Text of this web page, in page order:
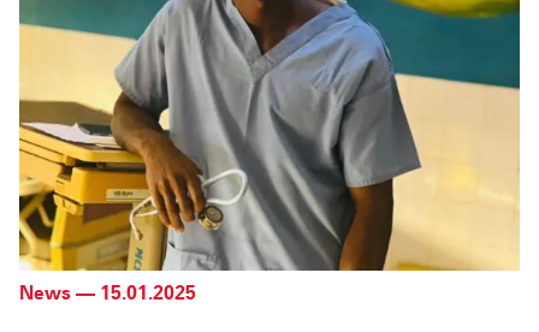
News — 15.01.2025